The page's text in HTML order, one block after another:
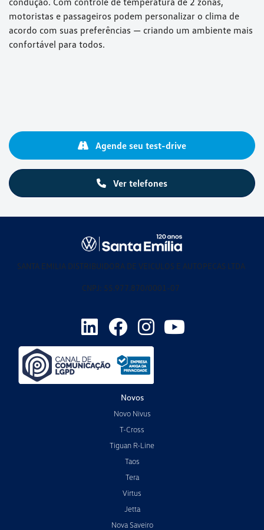
motoristas e passageiros podem personalizar o clima de
acordo com suas preferências — criando um ambiente mais
confortável para todos.
Ver telefones
Agende seu test-drive
SANTA EMILIA DISTRIBUIDORA DE VEICULOS E AUTOPECAS LTDA
CNPJ: 55.977.870/0001-07
Novos
Novo Nivus
T-Cross
Tiguan R-Line
Taos
Tera
Virtus
Jetta
Nova Saveiro